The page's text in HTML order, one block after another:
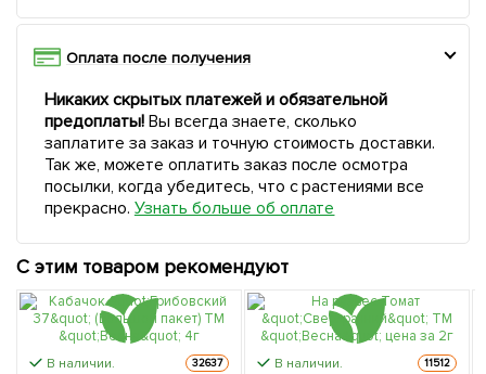
Оплата после получения
Никаких скрытых платежей и обязательной
предоплаты!Вы всегда знаете, сколько
заплатите за заказ и точную стоимость доставки.
Так же, можете оплатить заказ после осмотра
посылки, когда убедитесь, что с растениями все
прекрасно. Узнать больше об оплате
С этим товаром рекомендуют
В наличии. 32637 В наличии. 11512